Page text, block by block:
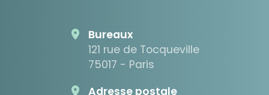
Bureaux
121 rue de Tocqueville
75017 - Paris
Adresse postale